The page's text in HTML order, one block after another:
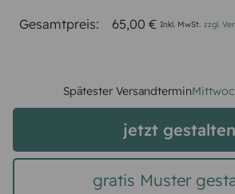
Gesamtpreis: 65,00 € Inkl. MwSt. zzgl.
Spätester Versandtermin
jetzt gestalten
gratis Muster